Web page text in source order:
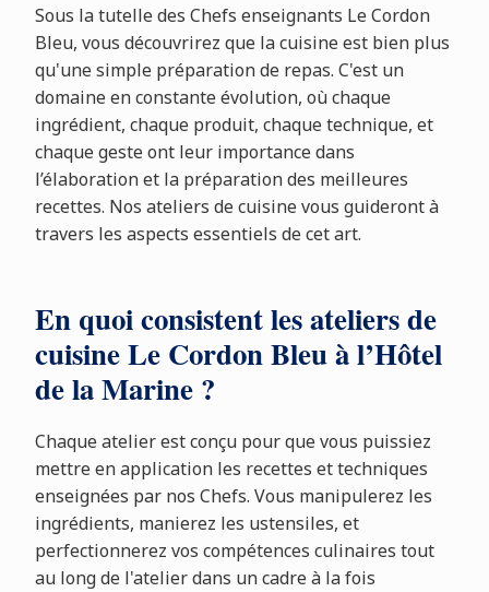
Sous la tutelle des Chefs enseignants Le Cordon
Bleu, vous découvrirez que la cuisine est bien plus
qu'une simple préparation de repas. C'est un
domaine en constante évolution, où chaque
ingrédient, chaque produit, chaque technique, et
chaque geste ont leur importance dans
l’élaboration et la préparation des meilleures
recettes. Nos ateliers de cuisine vous guideront à
travers les aspects essentiels de cet art.
En quoi consistent les ateliers de
cuisine Le Cordon Bleu à l’Hôtel
de la Marine ?
Chaque atelier est conçu pour que vous puissiez
mettre en application les recettes et techniques
enseignées par nos Chefs. Vous manipulerez les
ingrédients, manierez les ustensiles, et
perfectionnerez vos compétences culinaires tout
au long de l'atelier dans un cadre à la fois